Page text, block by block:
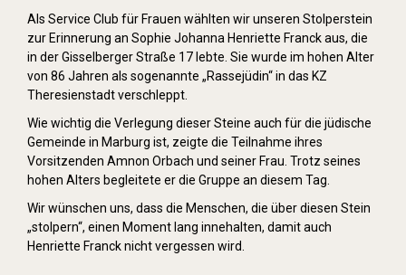
Als Service Club für Frauen wählten wir unseren Stolperstein
zur Erinnerung an Sophie Johanna Henriette Franck aus, die
in der Gisselberger Straße 17 lebte. Sie wurde im hohen Alter
von 86 Jahren als sogenannte „Rassejüdin“ in das KZ
Theresienstadt verschleppt.
Wie wichtig die Verlegung dieser Steine auch für die jüdische
Gemeinde in Marburg ist, zeigte die Teilnahme ihres
Vorsitzenden Amnon Orbach und seiner Frau. Trotz seines
hohen Alters begleitete er die Gruppe an diesem Tag.
Wir wünschen uns, dass die Menschen, die über diesen Stein
„stolpern“, einen Moment lang innehalten, damit auch
Henriette Franck nicht vergessen wird.